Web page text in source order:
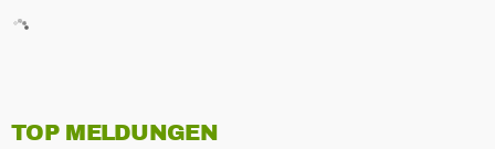
TOP MELDUNGEN